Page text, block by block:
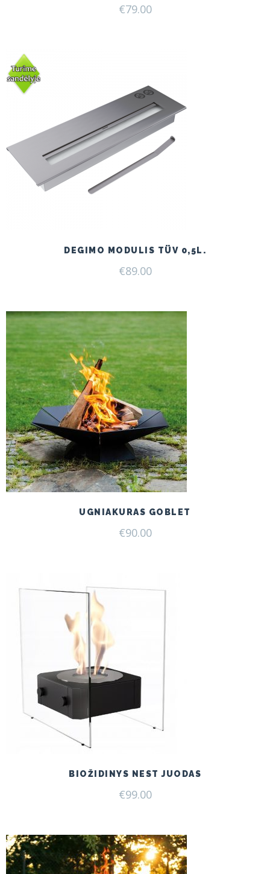
€79.00
DEGIMO MODULIS TÜV 0,5L.
€89.00
UGNIAKURAS GOBLET
€90.00
BIOŽIDINYS NEST JUODAS
€99.00